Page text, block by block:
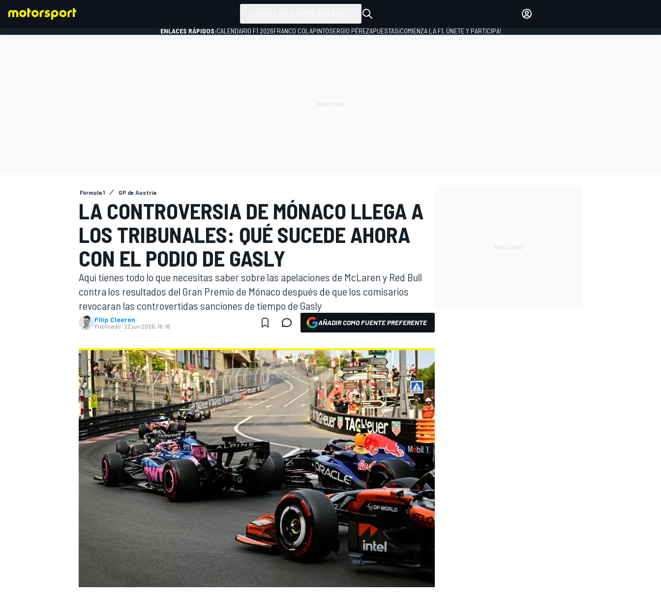
INDYCAR
MOTOGP
NASCAR CUP
INICIAR SESIÓN
ENLACES RÁPIDOS:CALENDARIO F1 2026FRANCO COLAPINTOSERGIO PÉREZAPUESTAS¡COMIENZA LA F1, ÚNETE Y PARTICIPA!
Fórmula 1 GP de Austria
LA CONTROVERSIA DE MÓNACO LLEGA A
LOS TRIBUNALES: QUÉ SUCEDE AHORA
CON EL PODIO DE GASLY
Aquí tienes todo lo que necesitas saber sobre las apelaciones de McLaren y Red Bull
contra los resultados del Gran Premio de Mónaco después de que los comisarios
revocaran las controvertidas sanciones de tiempo de Gasly
Filip Cleeren
Publicado: 22 jun 2026, 16:18 AÑADIR COMO FUENTE PREFERENTE